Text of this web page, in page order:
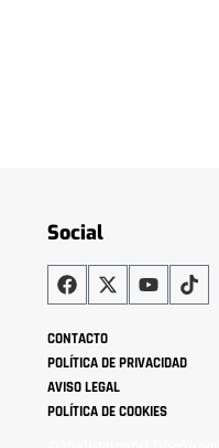
Social
CONTACTO
POLÍTICA DE PRIVACIDAD
AVISO LEGAL
POLÍTICA DE COOKIES